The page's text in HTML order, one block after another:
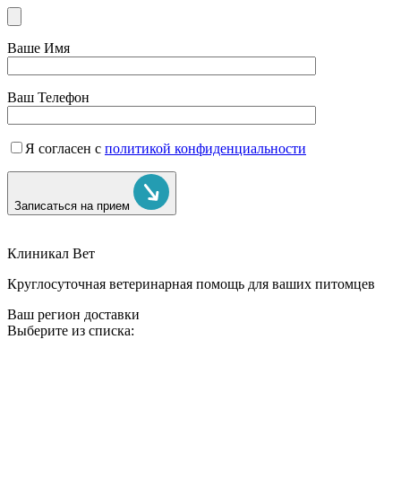
Ваше Имя
Ваш Телефон
Я согласен с политикой конфиденциальности
Записаться на прием
Клиникал Вет
Круглосуточная ветеринарная помощь для ваших питомцев
Ваш регион доставки
Выберите из списка: